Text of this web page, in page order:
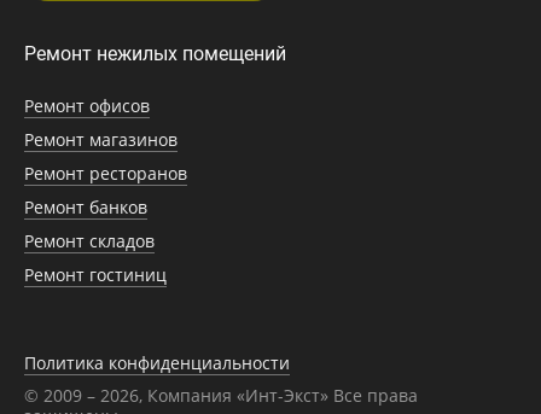
Ремонт нежилых помещений
Ремонт офисов
Ремонт магазинов
Ремонт ресторанов
Ремонт банков
Ремонт складов
Ремонт гостиниц
Политика конфиденциальности
© 2009 – 2026, Компания «Инт-Экст» Все права